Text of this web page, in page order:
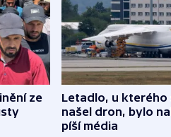
ze
Letadlo, u kterého
našel dron, bylo
píší média